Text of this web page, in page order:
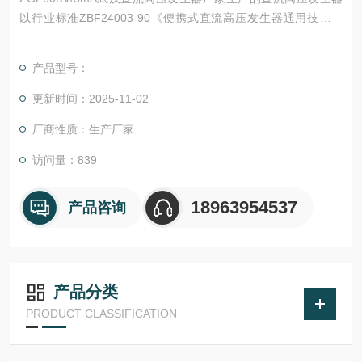
以行业标准ZBF24003-90《便携式直流高压发生器通用技术条
件》为设计依据。产品适用于电力、铁路、化工、发电厂等部门
进行直流耐压试验。
产品型号：
更新时间：2025-11-02
厂商性质：生产厂家
访问量：839
产品咨询 18963954537
产品分类
PRODUCT CLASSIFICATION